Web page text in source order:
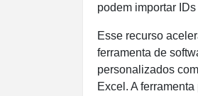
podem importar
Esse recurso
ferramenta de
personalizados
Excel. A